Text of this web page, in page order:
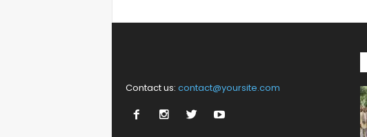
Contact us: contact@yoursite.com